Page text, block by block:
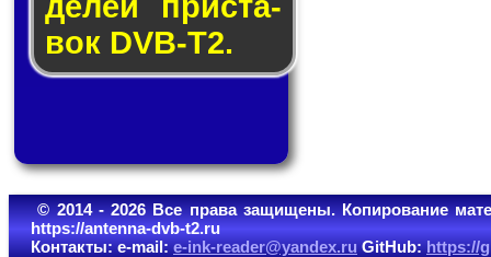
вок DVB-T2.
© 2014 - 2026 Все права защищены. Копирование
https://antenna-dvb-t2.ru
Контакты: e-mail:e-ink-reader@yandex.ruGitHub:https://